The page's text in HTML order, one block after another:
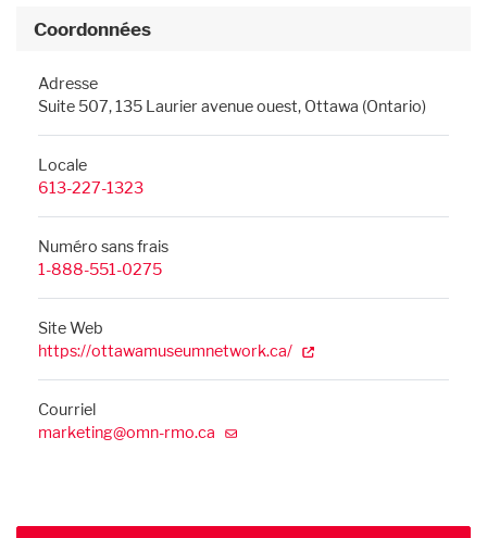
Coordonnées
Adresse
Suite 507, 135 Laurier avenue ouest, Ottawa (Ontario)
Locale
613-227-1323
Numéro sans frais
1-888-551-0275
Site Web
https://ottawamuseumnetwork.ca/
Courriel
marketing@omn-rmo.ca